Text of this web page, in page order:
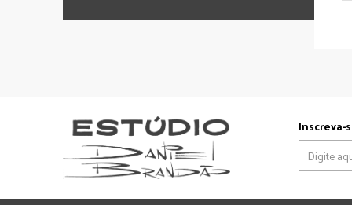
Inscreva-